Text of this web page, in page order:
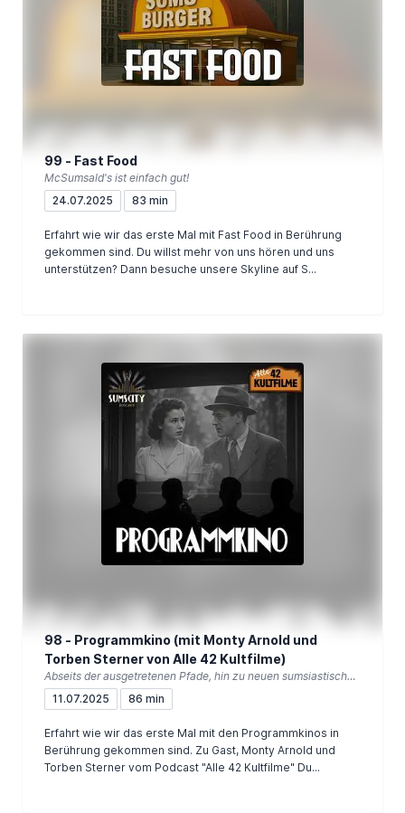
99 - Fast Food
McSumsald's ist einfach gut!
24.07.2025
83 min
Erfahrt wie wir das erste Mal mit Fast Food in Berührung
gekommen sind. Du willst mehr von uns hören und uns
unterstützen? Dann besuche unsere Skyline auf S...
98 - Programmkino (mit Monty Arnold und
Torben Sterner von Alle 42 Kultfilme)
Abseits der ausgetretenen Pfade, hin zu neuen sumsiastischen Horizonten
11.07.2025
86 min
Erfahrt wie wir das erste Mal mit den Programmkinos in
Berührung gekommen sind. Zu Gast, Monty Arnold und
Torben Sterner vom Podcast "Alle 42 Kultfilme" Du...